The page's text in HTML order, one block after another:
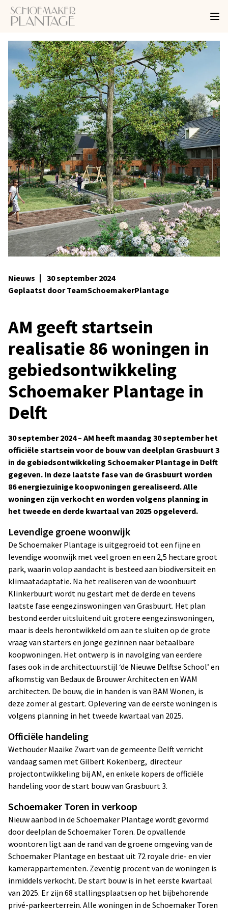
Nieuws
30 september 2024
Geplaatst door TeamSchoemakerPlantage
AM geeft startsein
realisatie 86 woningen in
gebiedsontwikkeling
Schoemaker Plantage in
Delft
30 september 2024 – AM heeft maandag 30 september het
officiële startsein voor de bouw van deelplan Grasbuurt 3
in de gebiedsontwikkeling Schoemaker Plantage in Delft
gegeven. In deze laatste fase van de Grasbuurt worden
86 energiezuinige koopwoningen gerealiseerd. Alle
woningen zijn verkocht en worden volgens planning in
het tweede en derde kwartaal van 2025 opgeleverd.
Levendige groene woonwijk
De Schoemaker Plantage is uitgegroeid tot een fijne en
levendige woonwijk met veel groen en een 2,5 hectare groot
park, waarin volop aandacht is besteed aan biodiversiteit en
klimaatadaptatie. Na het realiseren van de woonbuurt
Klinkerbuurt wordt nu gestart met de derde en tevens
laatste fase eengezinswoningen van Grasbuurt. Het plan
bestond eerder uitsluitend uit grotere eengezinswoningen,
maar is deels herontwikkeld om aan te sluiten op de grote
vraag van starters en jonge gezinnen naar betaalbare
koopwoningen. Het ontwerp is in navolging van eerdere
fases ook in de architectuurstijl ‘de Nieuwe Delftse School’ en
afkomstig van Bedaux de Brouwer Architecten en WAM
architecten. De bouw, die in handen is van BAM Wonen, is
deze zomer al gestart. Oplevering van de eerste woningen is
volgens planning in het tweede kwartaal van 2025.
Officiële handeling
Wethouder Maaike Zwart van de gemeente Delft verricht
vandaag samen met Gilbert Kokenberg, directeur
projectontwikkeling bij AM, en enkele kopers de officiële
handeling voor de start bouw van Grasbuurt 3.
Schoemaker Toren in verkoop
Nieuw aanbod in de Schoemaker Plantage wordt gevormd
door deelplan de Schoemaker Toren. De opvallende
woontoren ligt aan de rand van de groene omgeving van de
Schoemaker Plantage en bestaat uit 72 royale drie- en vier
kamerappartementen. Zeventig procent van de woningen is
inmiddels verkocht. De start bouw is in het eerste kwartaal
van 2025. Er zijn 68 stallingsplaatsen op het bijbehorende
privé-parkeerterrein. Alle woningen in de Schoemaker Toren